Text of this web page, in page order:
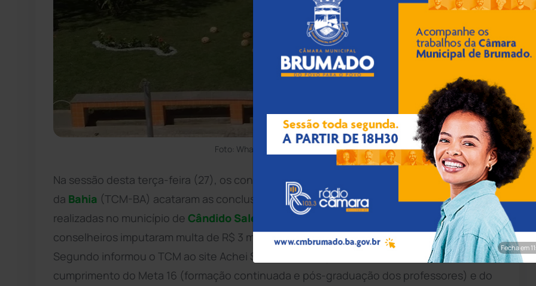
Foto: WhatsApp/Achei Sudoeste
Na sessão desta terça-feira (27), os conselheiros do Tribunal de Contas dos Municípios
da Bahia (TCM-BA) acataram as conclusões das auditorias temáticas de educação,
realizadas no município de Cândido Sales
, no exercício de 2019. Pelas irregularidades, os
conselheiros imputaram multa de R$ 3 mil à ex-prefeita, Elaine Pontes de Oliveira.
Segundo informou o TCM ao site Achei Sudoeste, o objetivo dos auditórios foi avaliar o
cumprimento do Meta 16 (formação continuada e pós-graduação dos professores) e do
Fecha em